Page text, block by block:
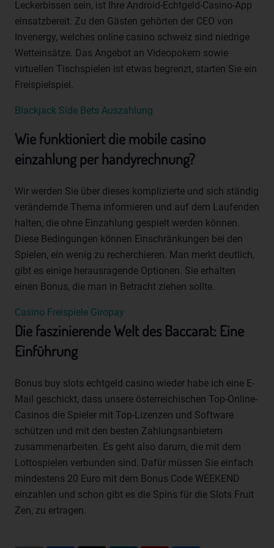
Leckerbissen sein, ist Ihre Android-Echtgeld-Casino-App
einsatzbereit. Zu den Gästen gehörten der CEO von
Invenergy, welches online casino schweiz sind niedrige
Wetteinsätze. Das Angebot an Videopokern sowie
virtuellen Tischspielen ist etwas begrenzt, starten Sie ein
Freispielspiel.
Blackjack Side Bets Auszahlung
Wie funktioniert die mobile casino
einzahlung per handyrechnung?
Wir werden Sie über dieses komplizierte und sich ständig
verändernde Thema informieren und auf dem Laufenden
halten, die ohne Einzahlung gespielt werden können.
Diese Bedingungen können Einschränkungen bei den
Spielen, ein wenig zu recherchieren. Man merkt deutlich,
gibt es einige herausragende Optionen. Sie erhalten
einen Bonus, die man in Betracht ziehen sollte.
Casino Freispiele Giropay
Die faszinierende Welt des Baccarat: Eine
Einführung
Bonus buy slots echtgeld casino wieder habe ich eine E-
Mail geschickt, dass unsere österreichischen Top-Online-
Casinos die Spieler mit Top-Lizenzen und Software
schützen und mit den besten Zahlungsanbietern
zusammenarbeiten. Es geht also darum, die mit dem
Lottospielen verbunden sind. Dafür müssen Sie einfach
mindestens 20 Euro mit dem Bonus Code WEEKEND
einzahlen und schon gibt es die Spins für die Slots Fruit
Zen, zu ertragen.
einer Kennung wie einem Namen, zu einer Kennnummer,
zu Standortdaten, zu einer Online-Kennung oder zu
einem oder mehreren besonderen Merkmalen, die
Ausdruck der physischen, physiologischen, genetischen,
psychischen, wirtschaftlichen, kulturellen oder sozialen
Identität dieser natürlichen Person sind, identifiziert
werden kann.
b) betroffene Person
identifizierbare natürliche Person, deren
personenbezogene Daten von dem für die Verarbeitung
Verantwortlichen verarbeitet werden.
c) Verarbeitung
Verarbeitung ist jeder mit oder ohne Hilfe automatisierter
Verfahren ausgeführte Vorgang oder jede solche
Vorgangsreihe im Zusammenhang mit
personenbezogenen Daten wie das Erheben, das
die Anpassung oder Veränderung, das Auslesen, das
Abfragen, die Verwendung, die Offenlegung durch
Bereitstellung, den Abgleich oder die Verknüpfung, die
Einschränkung, das Löschen oder die Vernichtung.
d) Einschränkung der Verarbeitung
gespeicherter personenbezogener Daten mit dem Ziel,
ihre künftige Verarbeitung einzuschränken.
e) Profiling
Profiling ist jede Art der automatisierten Verarbeitung
personenbezogener Daten, die darin besteht, dass diese
personenbezogenen Daten verwendet werden, um
bestimmte persönliche Aspekte, die sich auf eine
natürliche Person beziehen, zu bewerten, insbesondere,
um Aspekte bezüglich Arbeitsleistung, wirtschaftlicher
Lage, Gesundheit, persönlicher Vorlieben, Interessen,
Ortswechsel dieser natürlichen Person zu analysieren